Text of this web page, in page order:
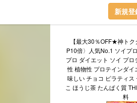
新規登
【最大30％OFF★神ト
P10倍〉人気No.1 ソイプ
プロ ダイエット ソイ プロ
性 植物性 プロテインダイ
味しい チョコ ピラティス
こ ほうじ茶 たんぱく質
料